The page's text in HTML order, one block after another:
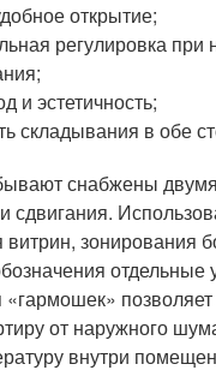
открытие;
регулировка при
и эстетичность;
складывания в обе
снабжены
сдвигания.
витрин, зонирования
отдельные
«гармошек»
от наружного
внутри